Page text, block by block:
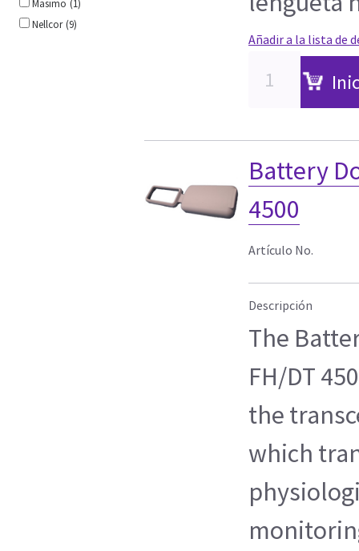
Masimo (1)
Nellcor (9)
Añadir a la lista de
Battery
4500
Artículo No.
Descripción
The
FH/DT
the
which